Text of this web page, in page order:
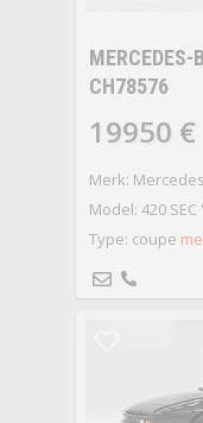
CH78576
19950 €
Merk:
Model: 420 SEC
Type: coupe